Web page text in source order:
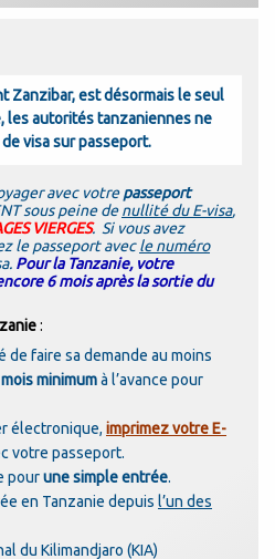
Zanzibar, est désormais le seul
les autorités tanzaniennes ne
visa sur passeport.
avec votrepasseport
sous peine denullité du E-visa,
VIERGES. Si vous avez
le passeport avecle numéro
Pour la Tanzanie, votre
6 mois après la sortie du
:
faire sa demande au moins
minimumà l’avance pour
électronique, imprimez votre E-
votre passeport.
pourune simple entrée.
en Tanzanie depuis l’un des
du Kilimandjaro (KIA)